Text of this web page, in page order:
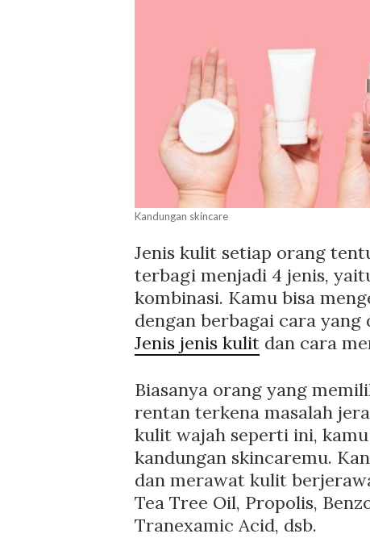
Kandungan skincare
Jenis kulit setiap orang
terbagi menjadi 4 jenis,
kombinasi. Kamu bisa
dengan berbagai cara
Jenis jenis kulit dan cara
Biasanya orang yang
rentan terkena masalah
kulit wajah seperti ini,
kandungan skincaremu.
dan merawat kulit
Tea Tree Oil, Propolis,
Tranexamic Acid, dsb.